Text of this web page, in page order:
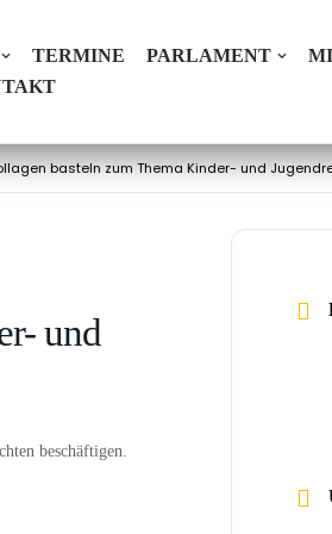
TERMINE PARLAMENT
basteln zum Thema Kinder- und
und
beschäftigen.